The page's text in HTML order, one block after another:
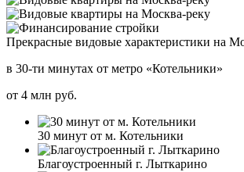
Прекрасные видовые характеристики на
в 30-ти минутах от метро «Котельники»
от 4 млн руб.
30 минут от м. Котельники
Благоустроенный г. Лыткарино